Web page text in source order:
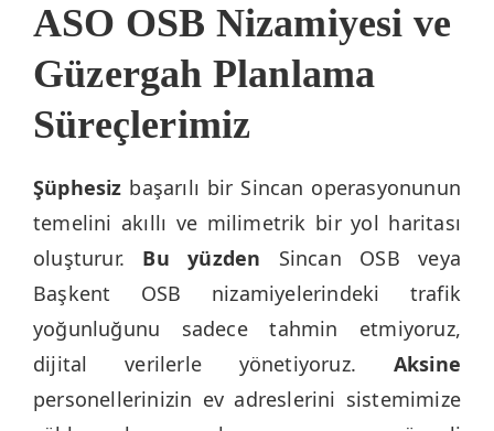
ASO OSB Nizamiyesi ve
Güzergah Planlama
Süreçlerimiz
Şüphesiz başarılı bir Sincan operasyonunun
temelini akıllı ve milimetrik bir yol haritası
oluşturur. Bu yüzden Sincan OSB veya
Başkent OSB nizamiyelerindeki trafik
yoğunluğunu sadece tahmin etmiyoruz,
dijital verilerle yönetiyoruz. Aksine
personellerinizin ev adreslerini sistemimize